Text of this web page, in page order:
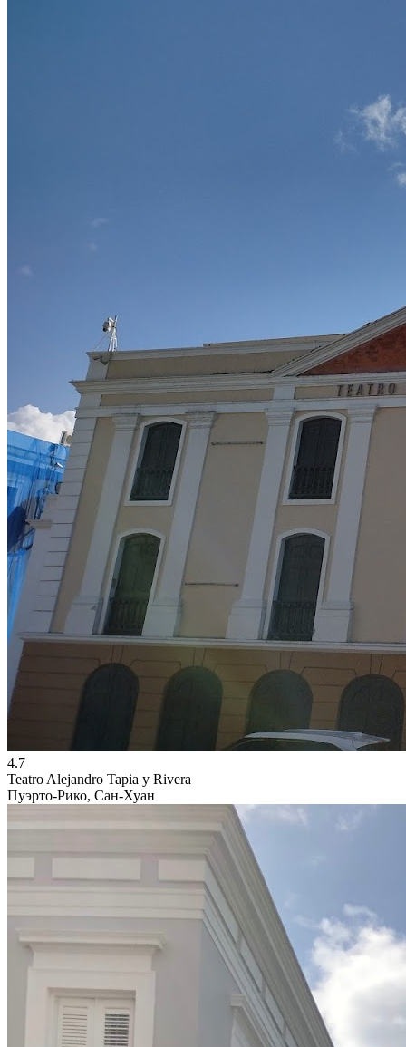
4.7
Teatro Alejandro Tapia y Rivera
Пуэрто-Рико, Сан-Хуан